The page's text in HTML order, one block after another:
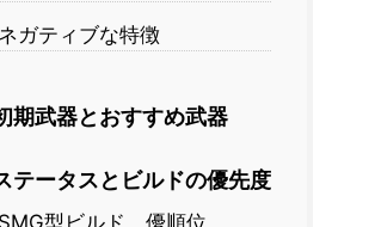
ネガティブな特徴
期武器とおすすめ武器
テータスとビルドの優先度